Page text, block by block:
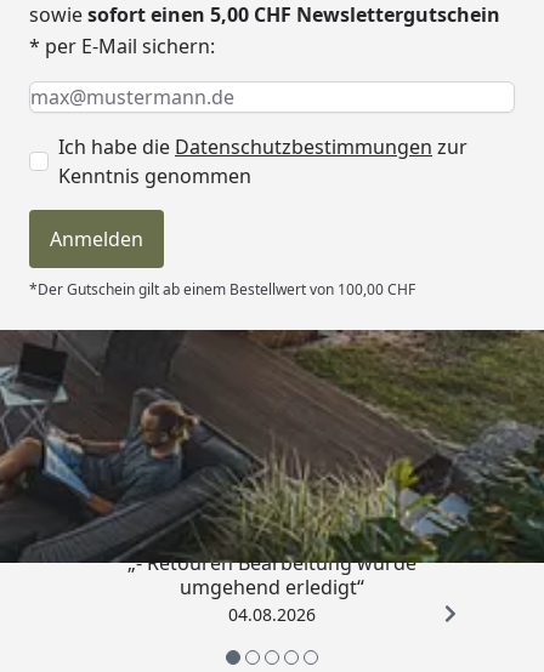
sowiesofort einen 5,00 CHF Newslettergutschein
* per E-Mail sichern:
Keine Eingabe erforderlich
Eingabe erforderlich
E-Mail *
Ich habe die Datenschutzbestimmungen zur
Kenntnis genommen
Anmelden
*Der Gutschein gilt ab einem Bestellwert von 100,00 CHF
Trusted Shops
4,81/ 5
„- Retouren Bearbeitung wurde
umgehend erledigt“
04.08.2026